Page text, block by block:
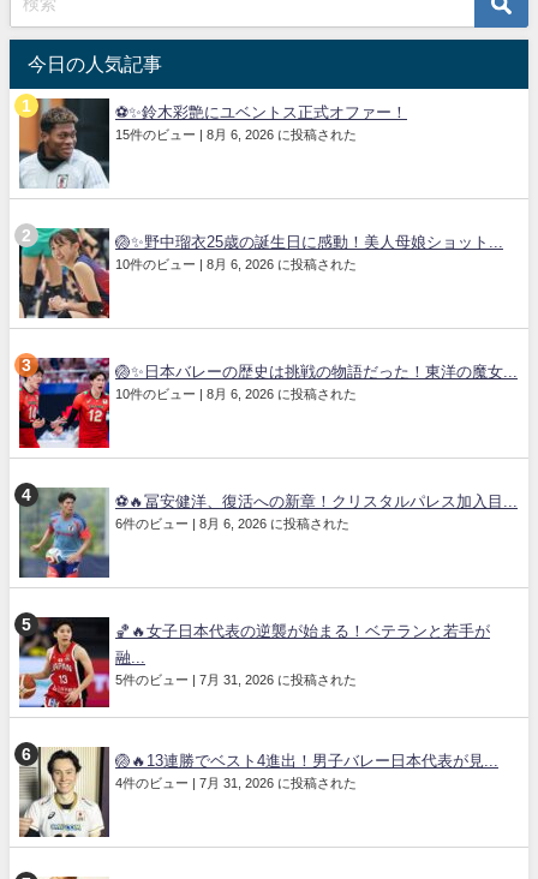
今日の人気記事
⚽✨鈴木彩艶にユベントス正式オファー！
15件のビュー | 8月 6, 2026 に投稿された
🏐✨野中瑠衣25歳の誕生日に感動！美人母娘ショット...
10件のビュー | 8月 6, 2026 に投稿された
🏐✨日本バレーの歴史は挑戦の物語だった！東洋の魔女...
10件のビュー | 8月 6, 2026 に投稿された
⚽🔥冨安健洋、復活への新章！クリスタルパレス加入目...
6件のビュー | 8月 6, 2026 に投稿された
🏀🔥女子日本代表の逆襲が始まる！ベテランと若手が
融...
5件のビュー | 7月 31, 2026 に投稿された
🏐🔥13連勝でベスト4進出！男子バレー日本代表が見...
4件のビュー | 7月 31, 2026 に投稿された